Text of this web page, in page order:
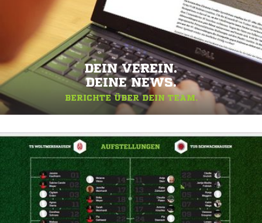
DEIN VEREIN.
DEINE NEWS.
BERICHTE ÜBER DEIN TEAM.